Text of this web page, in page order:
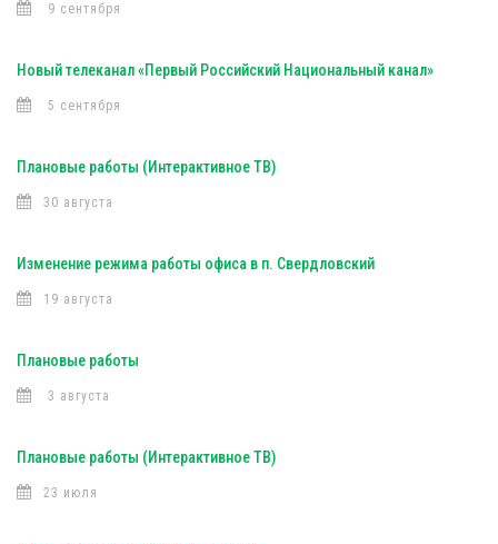
9 сентября
Новый телеканал «Первый Российский Национальный канал»
5 сентября
Плановые работы (Интерактивное ТВ)
30 августа
Изменение режима работы офиса в п. Свердловский
19 августа
Плановые работы
3 августа
Плановые работы (Интерактивное ТВ)
23 июля